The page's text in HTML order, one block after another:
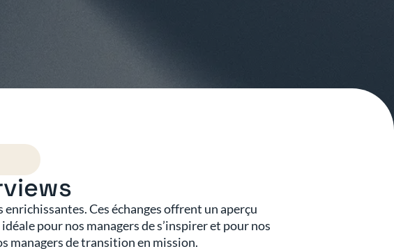
Ces échanges offrent un aperçu
pour nos managers de s’inspirer et pour nos
managers de transition en mission.